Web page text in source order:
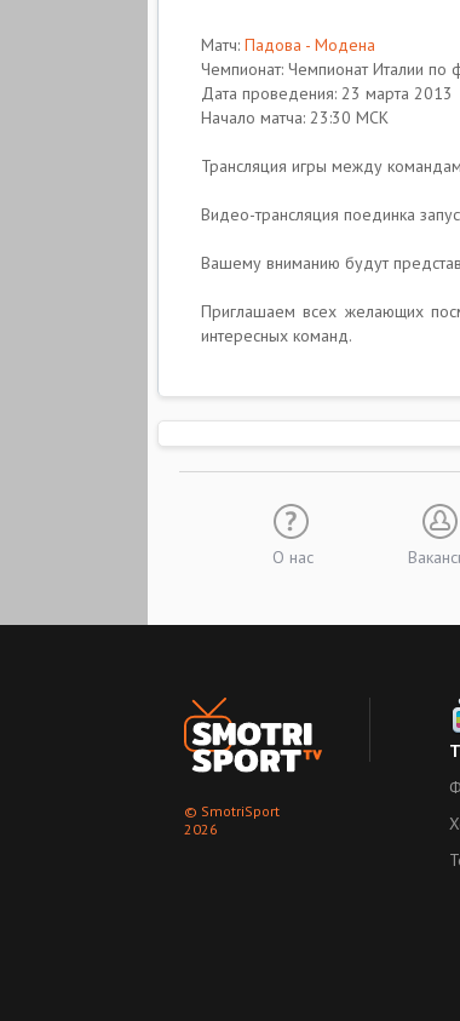
Матч: Падова - Модена
Чемпионат: Чемпионат Италии по
Дата проведения: 23 марта 2013
Начало матча: 23:30 МСК
Трансляция игры между
Видео-трансляция поединка
Вашему вниманию будут
Приглашаем всех желающих
интересных команд.
О нас
© SmotriSport
2026